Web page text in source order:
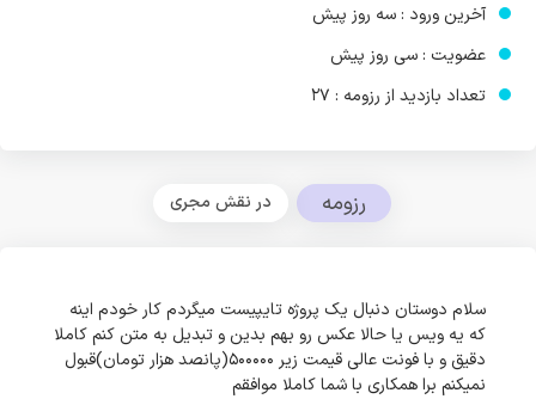
آخرین ورود : سه روز پیش
عضویت : سی روز پیش
تعداد بازدید از رزومه : 27
رزومه در نقش مجری
سلام دوستان دنبال یک پروژه تایپیست میگردم کار خودم اینه
که یه ویس یا حالا عکس رو بهم بدین و تبدیل به متن کنم کاملا
دقیق و با فونت عالی قیمت زیر 500000(پانصد هزار تومان)قبول
نمیکنم برا همکاری با شما کاملا موافقم